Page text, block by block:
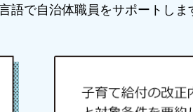
語で自治体職員をサポートしま